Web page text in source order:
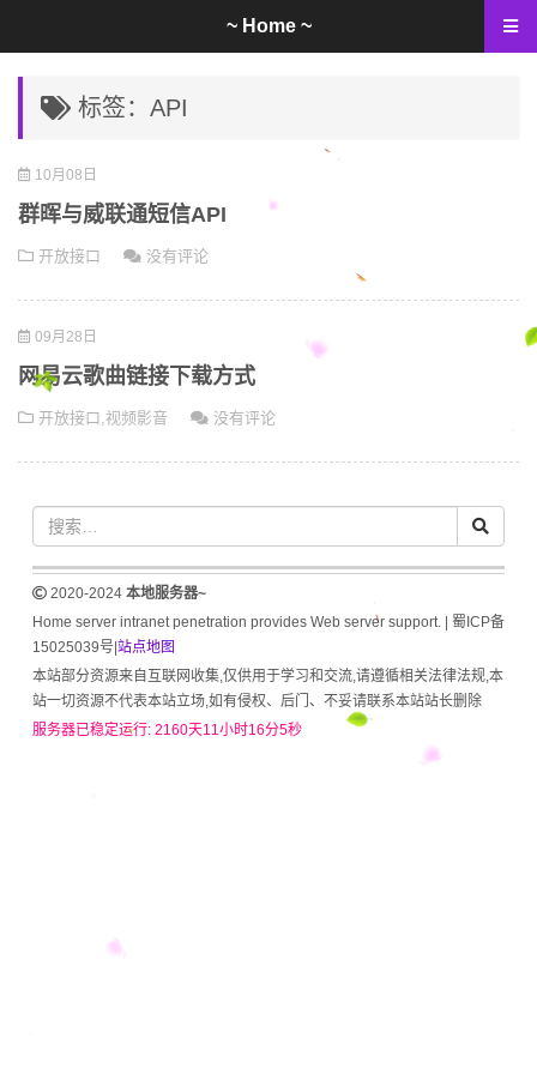
标签：API
10月08日
群晖与威联通短信API
开放接口 没有评论
09月28日
网易云歌曲链接下载方式
开放接口,视频影音 没有评论
2020-2024 本地服务器~
Home server intranet penetration provides Web server support. | 蜀ICP备
15025039号| 站点地图
本站部分资源来自互联网收集,仅供用于学习和交流,请遵循相关法律法规,本
站一切资源不代表本站立场,如有侵权、后门、不妥请联系本站站长删除
服务器已稳定运行: 2160天11小时16分5秒
~ Home ~